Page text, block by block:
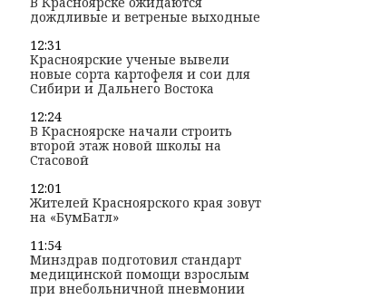
дождливые и ветреные выходные
12:31
Красноярские ученые вывели
новые сорта картофеля и сои для
Сибири и Дальнего Востока
12:24
В Красноярске начали строить
второй этаж новой школы на
Стасовой
12:01
Жителей Красноярского края зовут
на «БумБатл»
11:54
Минздрав подготовил стандарт
медицинской помощи взрослым
при внебольничной пневмонии